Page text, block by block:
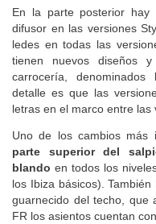
En la parte posterior
difusor en las versiones
ledes en todas las
tienen nuevos diseños
carrocería, denominados
detalle es que las
letras en el marco entre las
Uno de los cambios más
parte superior del
blando en todos los
los Ibiza básicos).
guarnecido del techo, que
FR los asientos cuentan